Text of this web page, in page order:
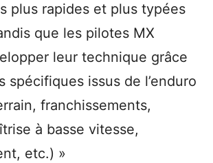
plus rapides et plus typées
que les pilotes MX
leur technique grâce
spécifiques issus de l’enduro
franchissements,
à basse vitesse,
etc.) »